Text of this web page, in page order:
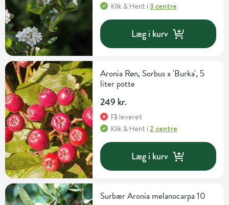
Klik & Hent i3 centre
Læg i kurv
Aronia Røn, Sorbus x 'Burka', 5
liter potte
249 kr.
Få leveret
Klik & Hent i2 centre
Læg i kurv
Surbær Aronia melanocarpa 10